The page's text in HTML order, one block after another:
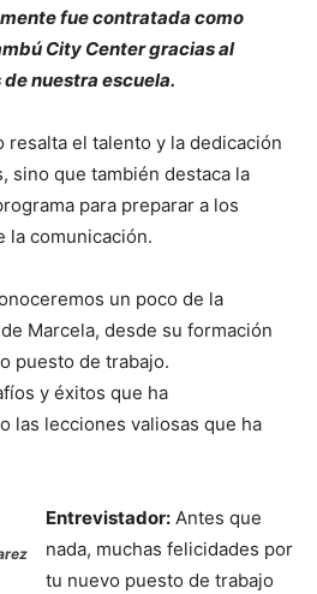
fue contratada como
City Center gracias al
nuestra escuela.
resalta el talento y la dedicación
sino que también destaca la
para preparar a los
la comunicación.
un poco de la
Marcela, desde su formación
puesto de trabajo.
y éxitos que ha
las lecciones valiosas que ha
Entrevistador: Antes que
nada, muchas felicidades por
tu nuevo puesto de trabajo